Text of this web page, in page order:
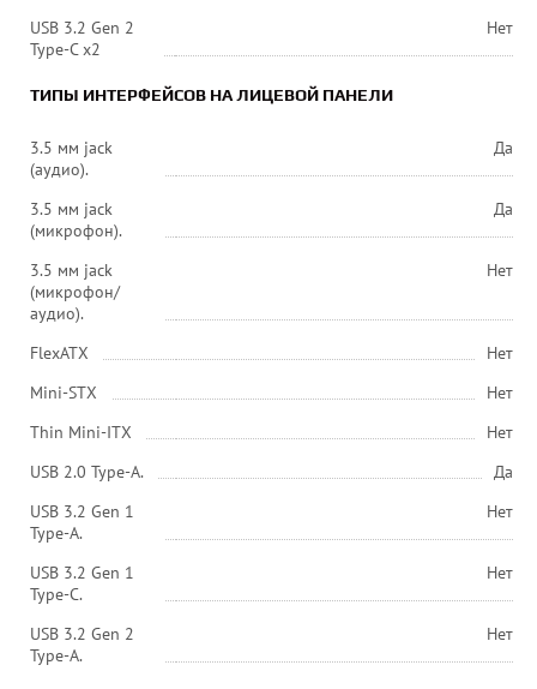
USB 3.2 Gen 2
Type-C x2
Нет
ТИПЫ ИНТЕРФЕЙСОВ НА ЛИЦЕВОЙ ПАНЕЛИ
3.5 мм jack
(аудио).
Да
3.5 мм jack
(микрофон).
Да
3.5 мм jack
(микрофон/
аудио).
Нет
FlexATX
Нет
Mini-STX
Нет
Thin Mini-ITX
Нет
USB 2.0 Type-A.
Да
USB 3.2 Gen 1
Type-A.
Нет
USB 3.2 Gen 1
Type-C.
Нет
USB 3.2 Gen 2
Type-A.
Нет